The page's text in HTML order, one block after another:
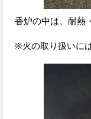
香炉の中は、耐熱
※火の取り扱いに